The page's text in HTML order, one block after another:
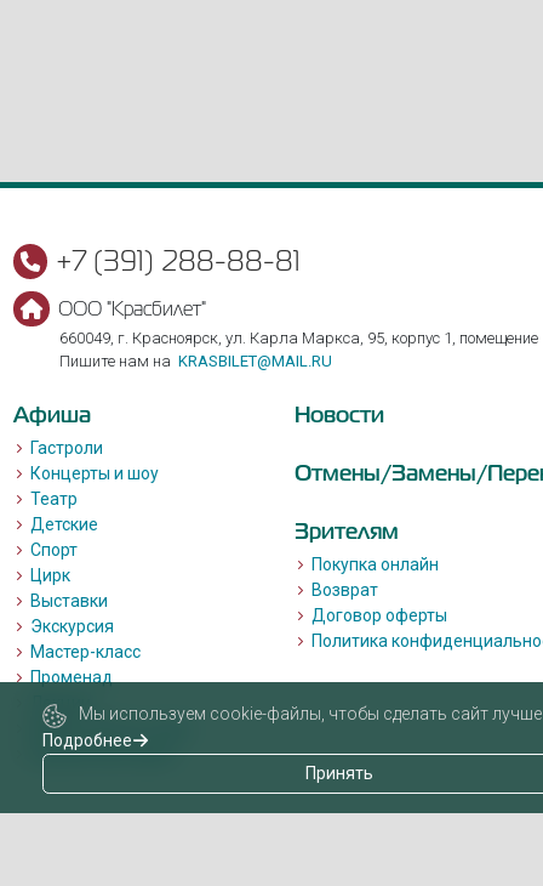
+7 (391) 288-88-81
ООО "Красбилет"
660049, г. Красноярск, ул. Карла Маркса, 95, корпус 1, помещение
Пишите нам на KRASBILET@MAIL.RU
Афиша
Гастроли
Концерты и шоу
Театр
Детские
Спорт
Цирк
Выставки
Экскурсия
Мастер-класс
Променад
Лекции
Квизы, квесты, игры.
Пушкинская карта
Новости
Отмены/Замены/
Зрителям
Покупка онлайн
Возврат
Договор оферты
Политика
Мы используем cookie-файлы, чтобы сделать сайт лучше
Подробнее
Принять